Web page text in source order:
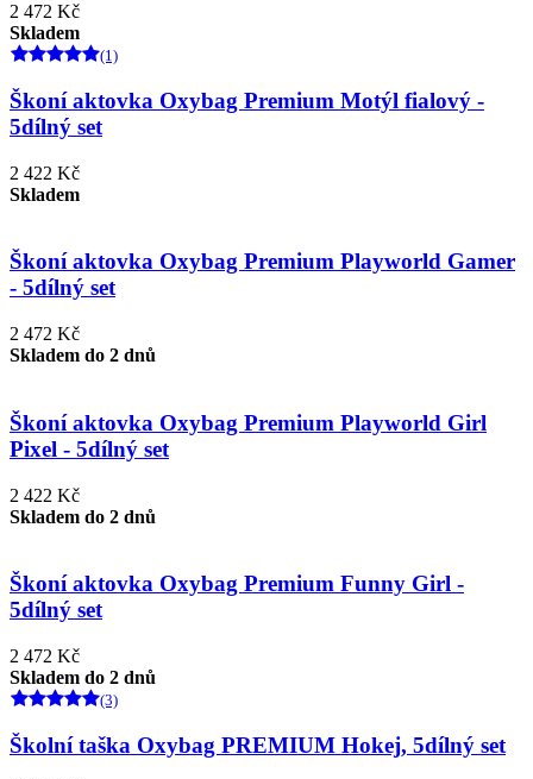
2 472 Kč
Skladem
(1)
Škoní aktovka Oxybag Premium Motýl fialový -
5dílný set
2 422 Kč
Skladem
Škoní aktovka Oxybag Premium Playworld Gamer
- 5dílný set
2 472 Kč
Skladem do 2 dnů
Škoní aktovka Oxybag Premium Playworld Girl
Pixel - 5dílný set
2 422 Kč
Skladem do 2 dnů
Škoní aktovka Oxybag Premium Funny Girl -
5dílný set
2 472 Kč
Skladem do 2 dnů
(3)
Školní taška Oxybag PREMIUM Hokej, 5dílný set